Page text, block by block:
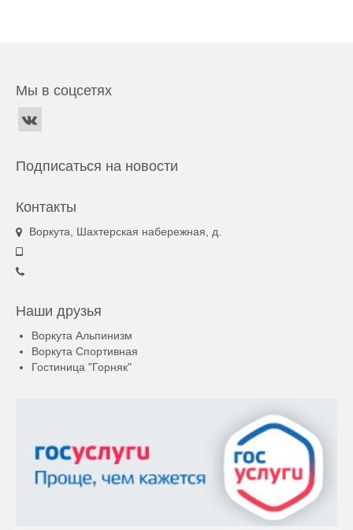
Мы в соцсетях
Подписаться на новости
Контакты
Воркута, Шахтерская набережная, д.
Наши друзья
Воркута Альпинизм
Воркута Спортивная
Гостиница "Горняк"